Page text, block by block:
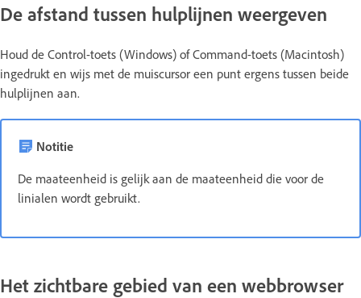
De afstand tussen hulplijnen weergeven
Houd de Control-toets (Windows) of Command-toets (Macintosh)
ingedrukt en wijs met de muiscursor een punt ergens tussen beide
hulplijnen aan.
Notitie
De maateenheid is gelijk aan de maateenheid die voor de
linialen wordt gebruikt.
Het zichtbare gebied van een webbrowser